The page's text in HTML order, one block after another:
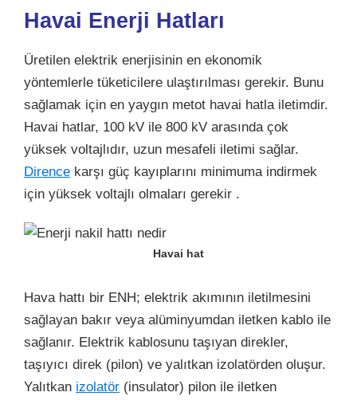
Havai Enerji Hatları
Üretilen elektrik enerjisinin en ekonomik
yöntemlerle tüketicilere ulaştırılması gerekir. Bunu
sağlamak için en yaygın metot havai hatla iletimdir.
Havai hatlar, 100 kV ile 800 kV arasında çok
yüksek voltajlıdır, uzun mesafeli iletimi sağlar.
Dirence karşı güç kayıplarını minimuma indirmek
için yüksek voltajlı olmaları gerekir .
Havai hat
Hava hattı bir ENH; elektrik akımının iletilmesini
sağlayan bakır veya alüminyumdan iletken kablo ile
sağlanır. Elektrik kablosunu taşıyan direkler,
taşıyıcı direk (pilon) ve yalıtkan izolatörden oluşur.
Yalıtkan izolatör (insulator) pilon ile iletken